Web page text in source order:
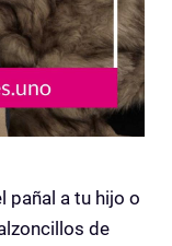
pañal a tu hijo o
de